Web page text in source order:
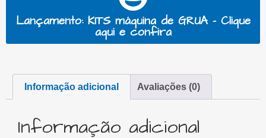
Lançamento: KITS máquina de GRUA - Clique
aqui e confira
Informação adicional Avaliações (0)
Informação adicional